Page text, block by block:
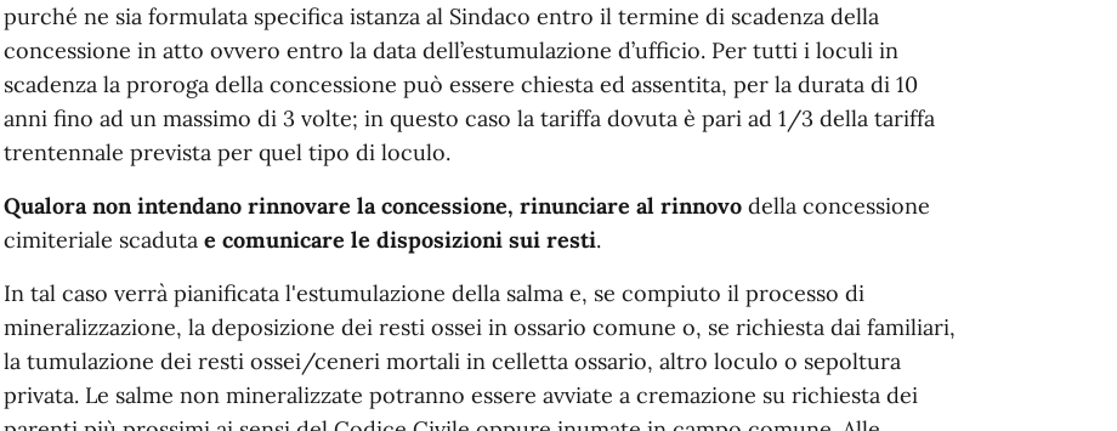
purché ne sia formulata specifica istanza al Sindaco entro il termine di scadenza della
concessione in atto ovvero entro la data dell’estumulazione d’ufficio. Per tutti i loculi in
scadenza la proroga della concessione può essere chiesta ed assentita, per la durata di 10
anni fino ad un massimo di 3 volte; in questo caso la tariffa dovuta è pari ad 1/3 della tariffa
trentennale prevista per quel tipo di loculo.
Qualora non intendano rinnovare la concessione, rinunciare al rinnovo della concessione
cimiteriale scaduta e comunicare le disposizioni sui resti.
In tal caso verrà pianificata l'estumulazione della salma e, se compiuto il processo di
mineralizzazione, la deposizione dei resti ossei in ossario comune o, se richiesta dai familiari,
la tumulazione dei resti ossei/ceneri mortali in celletta ossario, altro loculo o sepoltura
privata. Le salme non mineralizzate potranno essere avviate a cremazione su richiesta dei